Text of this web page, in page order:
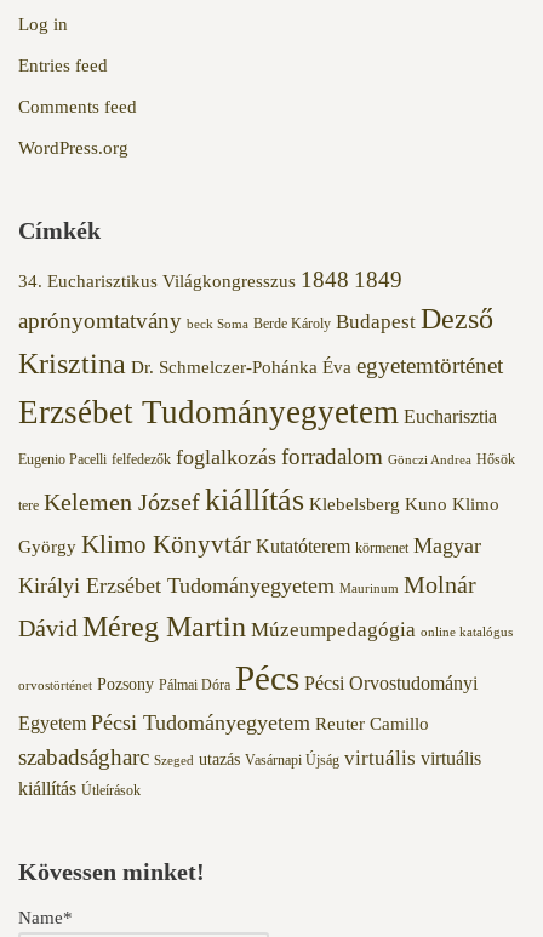
Log in
Entries feed
Comments feed
WordPress.org
Címkék
34. Eucharisztikus Világkongresszus 1848 1849
aprónyomtatvány beck Soma Berde Károly Budapest Dezső
Krisztina Dr. Schmelczer-Pohánka Éva egyetemtörténet
Erzsébet Tudományegyetem Eucharisztia
Eugenio Pacelli felfedezők foglalkozás forradalom Gönczi Andrea Hősök
tere Kelemen Józsefkiállítás Klebelsberg Kuno Klimo
György Klimo Könyvtár Kutatóterem körmenet Magyar
Királyi Erzsébet Tudományegyetem Maurinum Molnár
Dávid Méreg Martin Múzeumpedagógia online katalógus
orvostörténet Pozsony Pálmai Dóra Pécs Pécsi Orvostudományi
Egyetem Pécsi Tudományegyetem Reuter Camillo
szabadságharc Szeged utazás Vasárnapi Újság virtuális virtuális
kiállítás Útleírások
Kövessen minket!
Name*